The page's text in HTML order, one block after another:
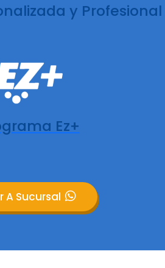
y Profesional
Ez+
A Sucursal